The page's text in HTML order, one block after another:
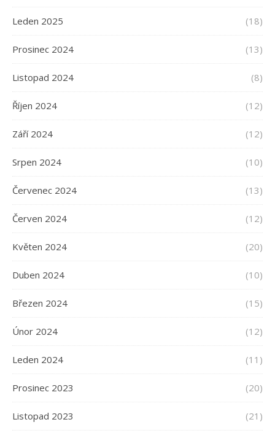
Leden 2025 (18)
Prosinec 2024 (13)
Listopad 2024 (8)
Říjen 2024 (12)
Září 2024 (12)
Srpen 2024 (10)
Červenec 2024 (13)
Červen 2024 (12)
Květen 2024 (20)
Duben 2024 (10)
Březen 2024 (15)
Únor 2024 (12)
Leden 2024 (11)
Prosinec 2023 (20)
Listopad 2023 (21)